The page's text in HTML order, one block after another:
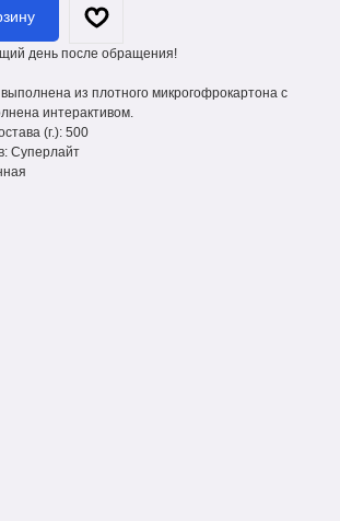
день после обращения!
из плотного микрогофрокартона с
интерактивом.
(г.): 500
Суперлайт